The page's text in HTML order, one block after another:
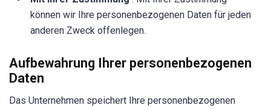
können wir Ihre personenbezogenen Daten für jeden
anderen Zweck offenlegen.
Aufbewahrung Ihrer personenbezogenen
Daten
Das Unternehmen speichert Ihre personenbezogenen